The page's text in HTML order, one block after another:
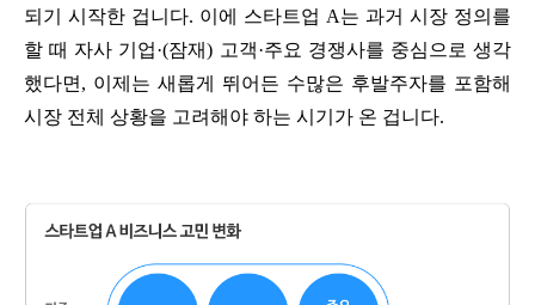
되기 시작한 겁니다. 이에 스타트업 A는 과거 시장 정의를
할 때 자사 기업·(잠재) 고객·주요 경쟁사를 중심으로 생각
했다면, 이제는 새롭게 뛰어든 수많은 후발주자를 포함해
시장 전체 상황을 고려해야 하는 시기가 온 겁니다.